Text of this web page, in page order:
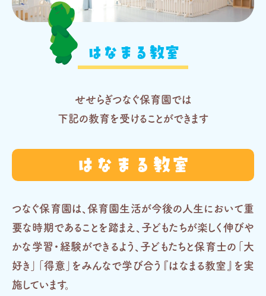
はなまる教室
せせらぎつなぐ保育園では
下記の教育を受けることができます
はなまる教室
つなぐ保育園は、保育園生活が今後の人生において重
要な時期であることを踏まえ、 子どもたちが楽しく伸びや
かな学習・経験ができるよう、 子どもたちと保育士の「大
好き」「得意」をみんなで学び合う『はなまる教室』を実
施しています。